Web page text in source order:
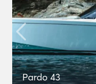
Pardo 43